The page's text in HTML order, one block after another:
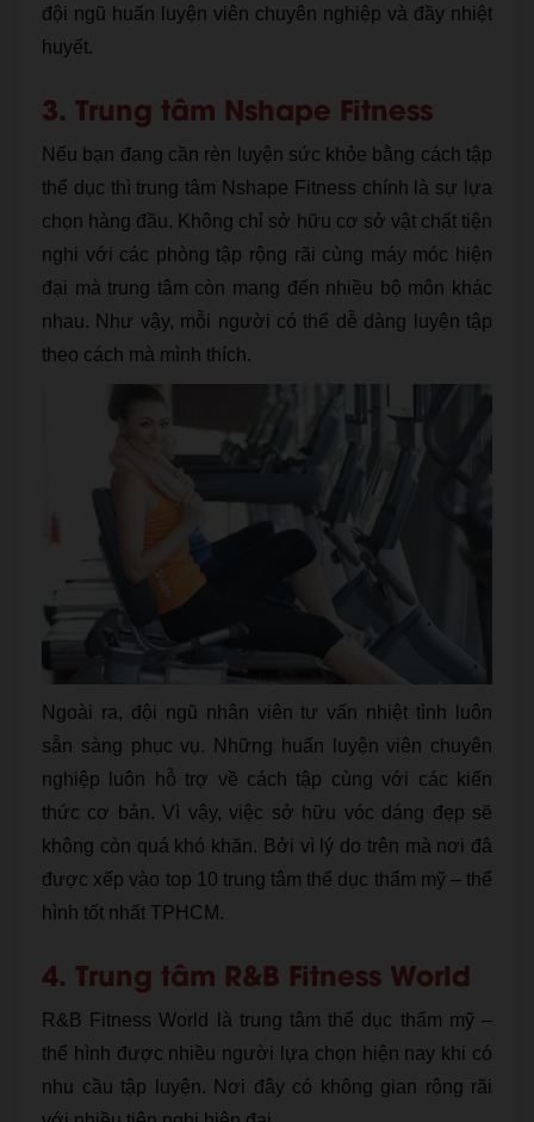
đội ngũ huấn luyện viên chuyên nghiệp và đầy nhiệt
huyết.
3. Trung tâm Nshape Fitness
Nếu bạn đang cần rèn luyện sức khỏe bằng cách tập
thể dục thì trung tâm Nshape Fitness chính là sự lựa
chọn hàng đầu. Không chỉ sở hữu cơ sở vật chất tiện
nghi với các phòng tập rộng rãi cùng máy móc hiện
đại mà trung tâm còn mang đến nhiều bộ môn khác
nhau. Như vậy, mỗi người có thể dễ dàng luyện tập
theo cách mà mình thích.
Ngoài ra, đội ngũ nhân viên tư vấn nhiệt tình luôn
sẵn sàng phục vụ. Những huấn luyện viên chuyên
nghiệp luôn hỗ trợ về cách tập cùng với các kiến
thức cơ bản. Vì vậy, việc sở hữu vóc dáng đẹp sẽ
không còn quá khó khăn. Bởi vì lý do trên mà nơi đâ
được xếp vào top 10 trung tâm thể dục thẩm mỹ – thể
hình tốt nhất TPHCM.
4. Trung tâm R&B Fitness World
R&B Fitness World là trung tâm thể dục thẩm mỹ –
thể hình được nhiều người lựa chọn hiện nay khi có
nhu cầu tập luyện. Nơi đây có không gian rộng rãi